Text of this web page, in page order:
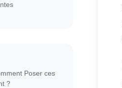
Poser ces
?